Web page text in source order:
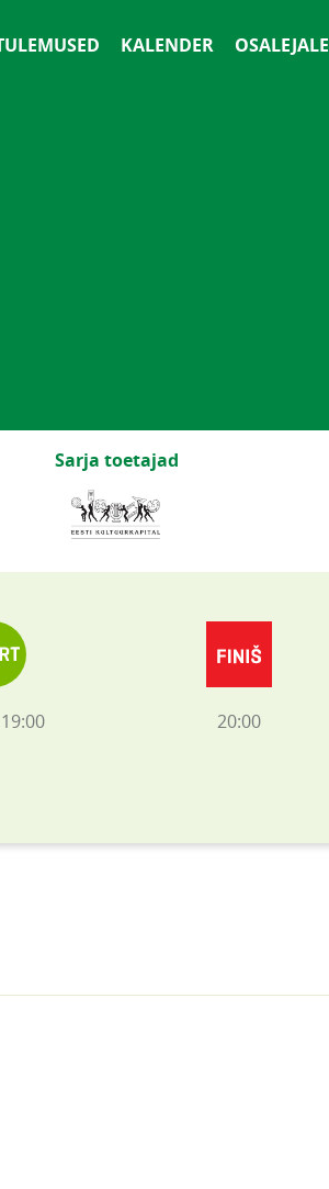
KALENDER OSALEJALE
Sarja toetajad
20:00